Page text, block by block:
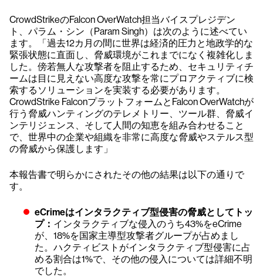
CrowdStrikeのFalcon OverWatch担当バイスプレジデン
ト、パラム・シン（Param Singh）は次のように述べてい
ます。「過去12カ月の間に世界は経済的圧力と地政学的な
緊張状態に直面し、脅威環境がこれまでになく複雑化しま
した。傍若無人な攻撃者を阻止するため、セキュリティチ
ームは目に見えない高度な攻撃を常にプロアクティブに検
索するソリューションを実装する必要があります。
CrowdStrike FalconプラットフォームとFalcon OverWatchが
行う脅威ハンティングのテレメトリー、ツール群、脅威イ
ンテリジェンス、そして人間の知恵を組み合わせること
で、世界中の企業や組織を非常に高度な脅威やステルス型
の脅威から保護します」
本報告書で明らかにされたその他の結果は以下の通りで
す。
eCrimeはインタラクティブ型侵害の脅威としてトッ
プ： インタラクティブな侵入のうち43%をeCrime
が、18%を国家主導型攻撃者グループが占めまし
た。ハクティビストがインタラクティブ型侵害に占
める割合は1%で、その他の侵入については詳細不明
でした。